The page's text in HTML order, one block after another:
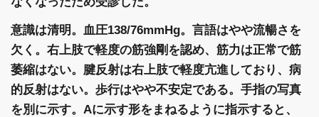
意識は清明。血圧138/76mmHg。言語はやや流暢さを
欠く。右上肢で軽度の筋強剛を認め、筋力は正常で筋
萎縮はない。腱反射は右上肢で軽度亢進しており、病
的反射はない。歩行はやや不安定である。手指の写真
を別に示す。Aに示す形をまねるように指示すると、